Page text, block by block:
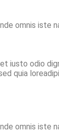
omnis
iusto odio
quia
omnis